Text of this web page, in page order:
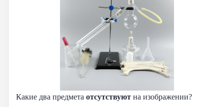
Какие два предмета отсутствуют на изображении?